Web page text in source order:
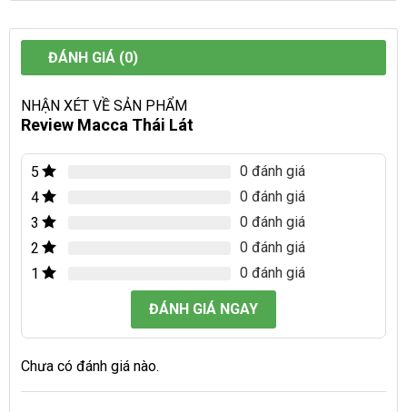
ĐÁNH GIÁ (0)
NHẬN XÉT VỀ SẢN PHẨM
Review Macca Thái Lát
5
0 đánh giá
4
0 đánh giá
3
0 đánh giá
2
0 đánh giá
1
0 đánh giá
ĐÁNH GIÁ NGAY
Chưa có đánh giá nào.